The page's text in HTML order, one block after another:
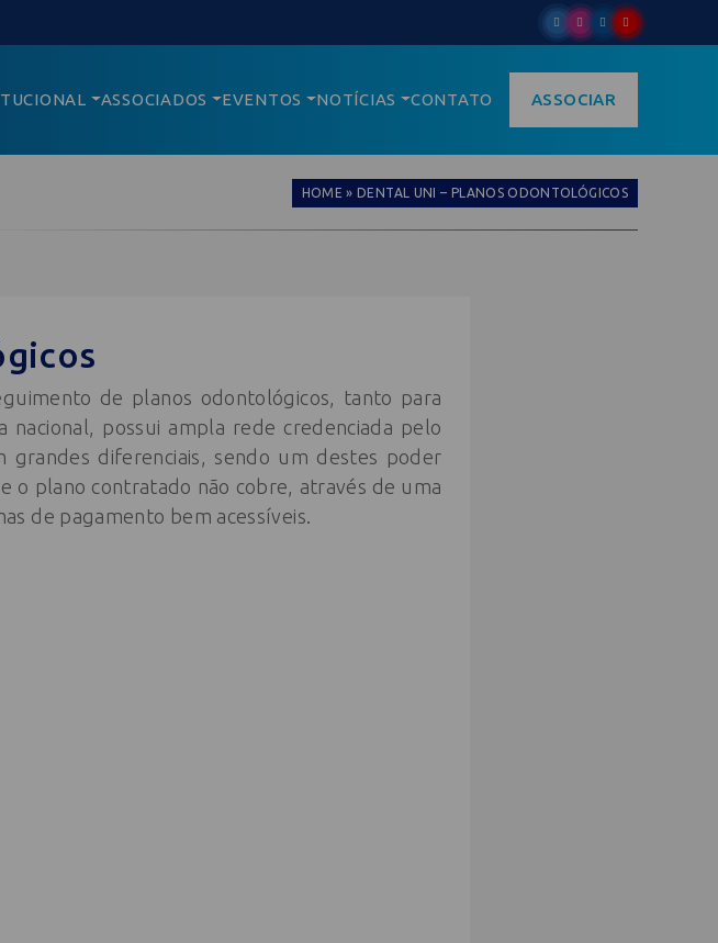
ASSOCIADOS EVENTOS NOTÍCIAS CONTATO ASSOCIAR
HOME »DENTAL UNI – PLANOS ODONTOLÓGICOS
de planos odontológicos, tanto para
nacional, possui ampla rede credenciada pelo
grandes diferenciais, sendo um destes poder
o plano contratado não cobre, através de uma
de pagamento bem acessíveis.